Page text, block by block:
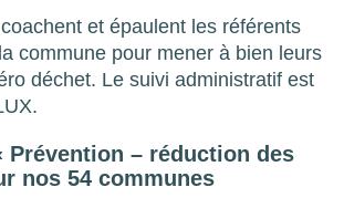
et épaulent les référents
commune pour mener à bien leurs
déchet. Le suivi administratif est
Prévention – réduction des
nos 54 communes